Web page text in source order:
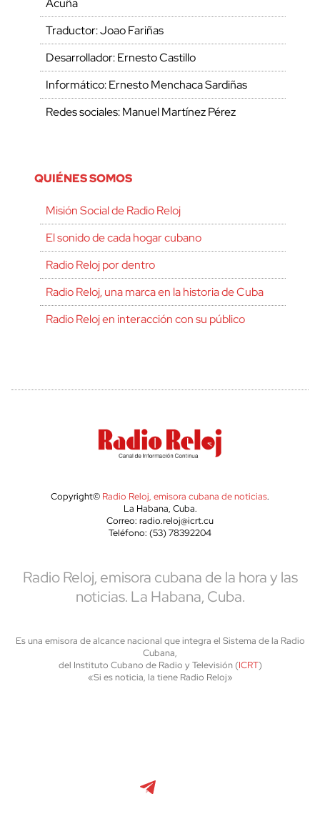
Acuña
Traductor: Joao Fariñas
Desarrollador: Ernesto Castillo
Informático: Ernesto Menchaca Sardiñas
Redes sociales: Manuel Martínez Pérez
QUIÉNES SOMOS
Misión Social de Radio Reloj
El sonido de cada hogar cubano
Radio Reloj por dentro
Radio Reloj, una marca en la historia de Cuba
Radio Reloj en interacción con su público
Copyright© Radio Reloj, emisora cubana de noticias.
La Habana, Cuba.
Correo: radio.reloj@icrt.cu
Teléfono: (53) 78392204
Radio Reloj, emisora cubana de la hora y las
noticias. La Habana, Cuba.
Es una emisora de alcance nacional que integra el Sistema de la Radio
Cubana,
del Instituto Cubano de Radio y Televisión (ICRT)
«Si es noticia, la tiene Radio Reloj»